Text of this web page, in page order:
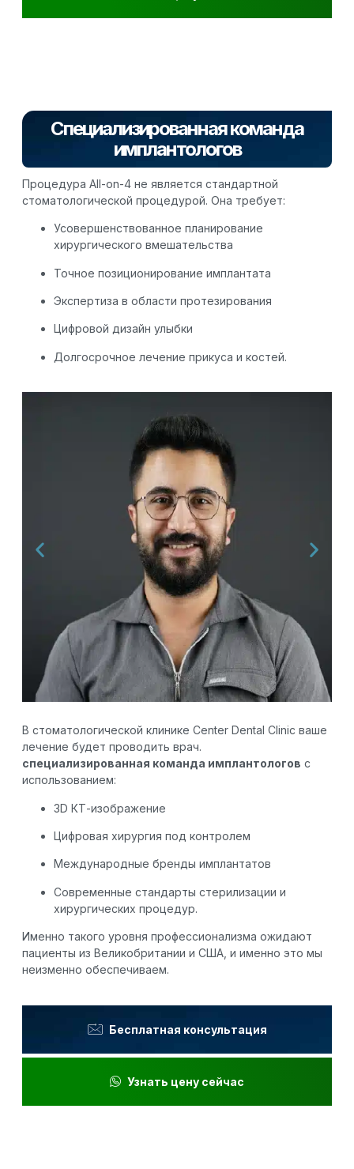
Специализированная команда
имплантологов
Процедура All-on-4 не является стандартной
стоматологической процедурой. Она требует:
Усовершенствованное планирование
хирургического вмешательства
Точное позиционирование имплантата
Экспертиза в области протезирования
Цифровой дизайн улыбки
Долгосрочное лечение прикуса и костей.
В стоматологической клинике Center Dental Clinic ваше
лечение будет проводить врач.
специализированная команда имплантологов с
использованием:
3D КТ-изображение
Цифровая хирургия под контролем
Международные бренды имплантатов
Современные стандарты стерилизации и
хирургических процедур.
Именно такого уровня профессионализма ожидают
пациенты из Великобритании и США, и именно это мы
неизменно обеспечиваем.
Бесплатная консультация
Узнать цену сейчас